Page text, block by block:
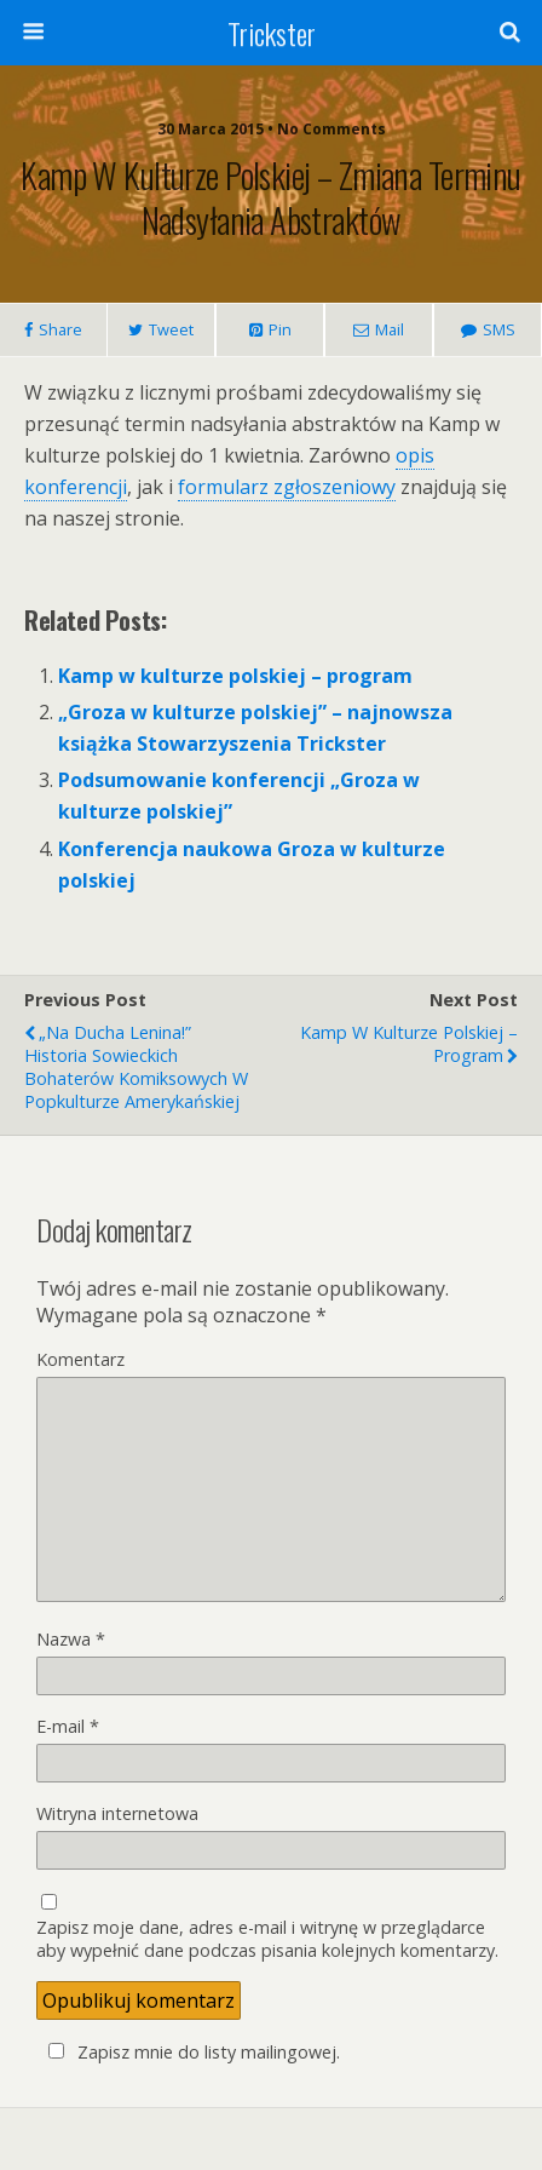
Trickster
30 Marca 2015 • No Comments
Kamp W Kulturze Polskiej – Zmiana Terminu
Nadsyłania Abstraktów
Share Tweet Pin Mail SMS
W związku z licznymi prośbami zdecydowaliśmy się
przesunąć termin nadsyłania abstraktów na Kamp w
kulturze polskiej do 1 kwietnia. Zarówno opis
konferencji, jak i formularz zgłoszeniowy znajdują się
na naszej stronie.
Related Posts:
Kamp w kulturze polskiej – program
„Groza w kulturze polskiej” – najnowsza
książka Stowarzyszenia Trickster
Podsumowanie konferencji „Groza w
kulturze polskiej”
Konferencja naukowa Groza w kulturze
polskiej
Previous Post
„Na Ducha Lenina!”
Historia Sowieckich
Bohaterów Komiksowych W
Popkulturze Amerykańskiej
Next Post
Kamp W Kulturze Polskiej –
Program
Dodaj komentarz
Twój adres e-mail nie zostanie opublikowany.
Wymagane pola są oznaczone *
Komentarz
Nazwa *
E-mail *
Witryna internetowa
Zapisz moje dane, adres e-mail i witrynę w przeglądarce
aby wypełnić dane podczas pisania kolejnych komentarzy.
Zapisz mnie do listy mailingowej.